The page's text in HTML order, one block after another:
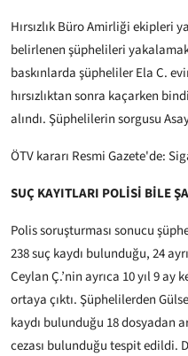
Hırsızlık Büro Amirliği ekipleri
belirlenen şüphelileri
baskınlarda şüpheliler Ela C.
hırsızlıktan sonra kaçarken
alındı. Şüphelilerin sorgusu
ÖTV kararı Resmi Gazete'de:
SUÇ KAYITLARI POLİSİ BİLE
Polis soruşturması sonucu
238 suç kaydı bulunduğu, 24
Ceylan Ç.’nin ayrıca 10 yıl 9 ay
ortaya çıktı. Şüphelilerden
kaydı bulunduğu 18 dosyadan
cezası bulunduğu tespit edildi.